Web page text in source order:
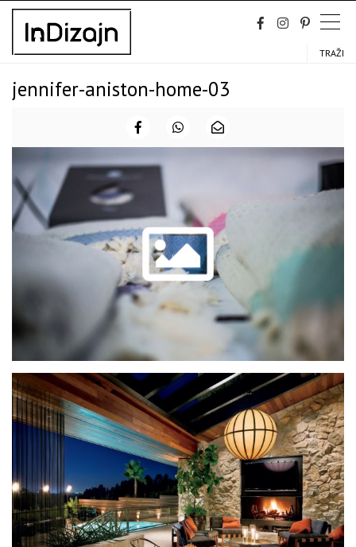
Skip
content
TRAŽI
jennifer-aniston-home-03